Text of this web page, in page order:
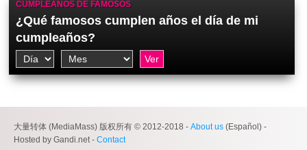
CUMPLEAÑOS DE FAMOSOS
¿Qué famosos cumplen años el día de mi
cumpleaños?
大量转体 (MediaMass) 版权所有 © 2012-2018 - About us (Español) -
Hosted by Gandi.net - Contact